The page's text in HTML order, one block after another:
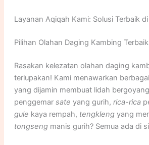
Layanan Aqiqah Kami: Solusi Terbaik
Pilihan Olahan Daging Kambing Terbaik
Rasakan kelezatan olahan daging
terlupakan! Kami menawarkan
yang dijamin membuat lidah
penggemar sate yang gurih, rica-rica
gule kaya rempah, tengklengyang
tongsengmanis gurih? Semua ada di